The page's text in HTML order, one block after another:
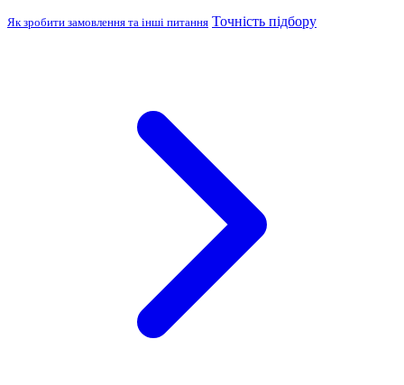
Як зробити замовлення та інші питання Точність підбору